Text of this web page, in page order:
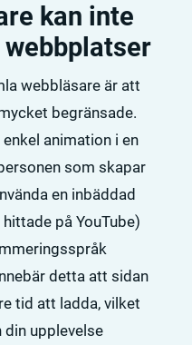
kan inte
webbläsare är att
begränsade.
animation i en
som skapar
en inbäddad
på YouTube)
detta att sidan
tid att ladda, vilket
upplevelse